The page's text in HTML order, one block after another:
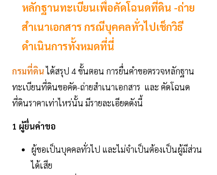
หลักฐานทะเบียนเพื่อคัดโฉนดที่ดิน -ถ่าย
สำเนาเอกสาร กรณีบุคคลทั่วไปเช็กวิธี
ดำเนินการทั้งหมดที่นี่
กรมที่ดินได้สรุป 4 ขั้นตอน การยื่นคำขอตรวจหลักฐาน
ทะเบียนที่ดินขอคัด-ถ่ายสำเนาเอกสาร และ คัดโฉนด
ที่ดินราคาเท่าไหร่นั้น มีรายละเอียดดังนี้
1 ผู้ยื่นคำขอ
ผู้ขอเป็นบุคคลทั่วไป และไม่จำเป็นต้องเป็นผู้มีส่วน
ได้เสีย